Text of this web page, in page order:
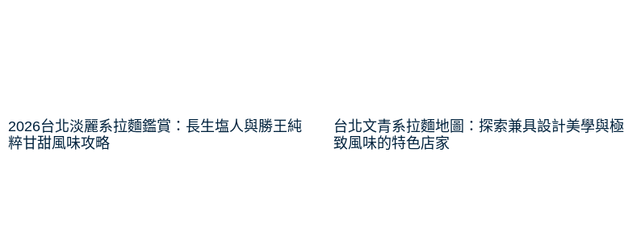
2026台北淡麗系拉麵鑑賞：長生塩人與勝王純
粹甘甜風味攻略
台北文青系拉麵地圖：探索兼具設計美學與極
致風味的特色店家